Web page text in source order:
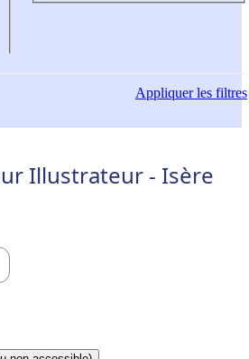
Appliquerles filtres
Illustrateur - Isère